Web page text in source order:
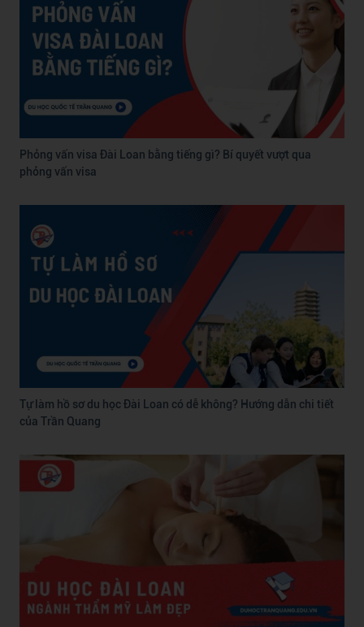
Phỏng vấn visa Đài Loan bằng tiếng gì? Bí quyết vượt qua
phỏng vấn visa
Tự làm hồ sơ du học Đài Loan có dễ không? Hướng dẫn chi tiết
của Trần Quang